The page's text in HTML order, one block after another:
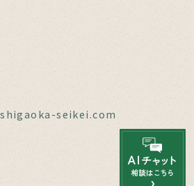
seikei.com